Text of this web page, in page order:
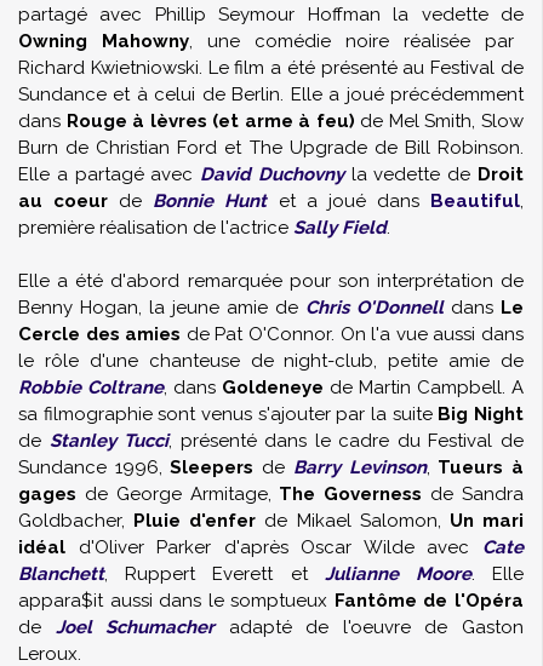
partagé avec Phillip Seymour Hoffman la vedette de
Owning Mahowny, une comédie noire réalisée par
Richard Kwietniowski. Le film a été présenté au Festival de
Sundance et à celui de Berlin. Elle a joué précédemment
dans Rouge à lèvres (et arme à feu) de Mel Smith, Slow
Burn de Christian Ford et The Upgrade de Bill Robinson.
Elle a partagé avec David Duchovnyla vedette de Droit
au coeur de Bonnie Huntet a joué dans Beautiful,
première réalisation de l'actrice Sally Field.
Elle a été d'abord remarquée pour son interprétation de
Benny Hogan, la jeune amie de Chris O'Donnelldans Le
Cercle des amies de Pat O'Connor. On l'a vue aussi dans
le rôle d'une chanteuse de night-club, petite amie de
Robbie Coltrane, dans Goldeneye de Martin Campbell. A
sa filmographie sont venus s'ajouter par la suite Big Night
de Stanley Tucci, présenté dans le cadre du Festival de
Sundance 1996,Sleepers de Barry Levinson, Tueurs à
gages de George Armitage, The Governess de Sandra
Goldbacher, Pluie d'enfer de Mikael Salomon, Un mari
idéal d'Oliver Parker d'après Oscar Wilde avec Cate
Blanchett, Ruppert Everett et Julianne Moore. Elle
appara$it aussi dans le somptueux Fantôme de l'Opéra
de Joel Schumacheradapté de l'oeuvre de Gaston
Leroux.